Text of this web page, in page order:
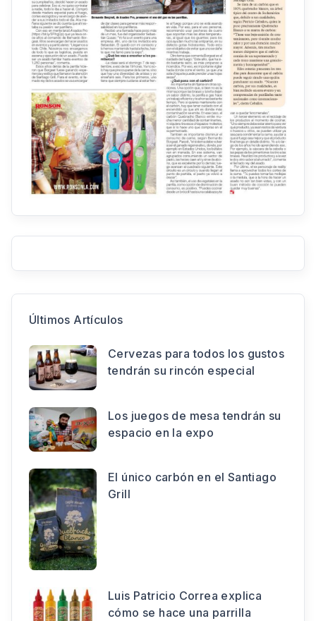
Últimos Artículos
Cervezas para todos los gustos
tendrán su rincón especial
Los juegos de mesa tendrán su
espacio en la expo
El único carbón en el Santiago
Grill
Luis Patricio Correa explica
cómo se hace una parrilla